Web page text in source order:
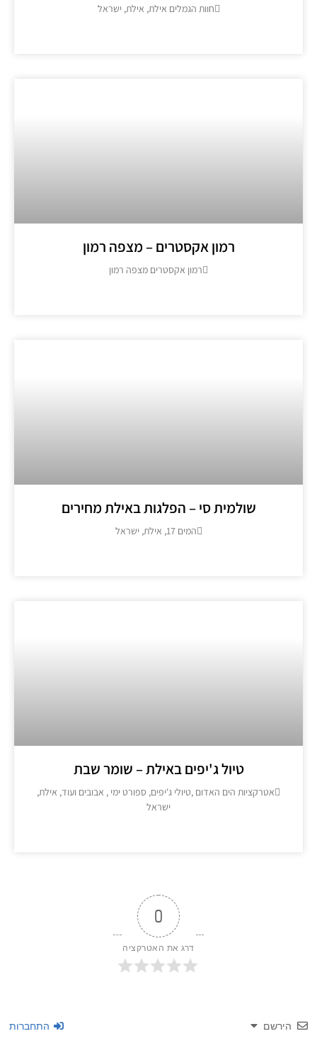
חוות הגמלים אילת, אילת, ישראל
רמון אקסטרים – מצפה רמון
רמון אקסטרים מצפה רמון
שולמית סי – הפלגות באילת מחירים
טיול ג'יפים באילת – שומר שבת
אטרקציות הים האדום ,טיולי ג'יפים, ספורט ימי , אבובים ועוד, אילת,
דרג את האטרקציה
התחברות